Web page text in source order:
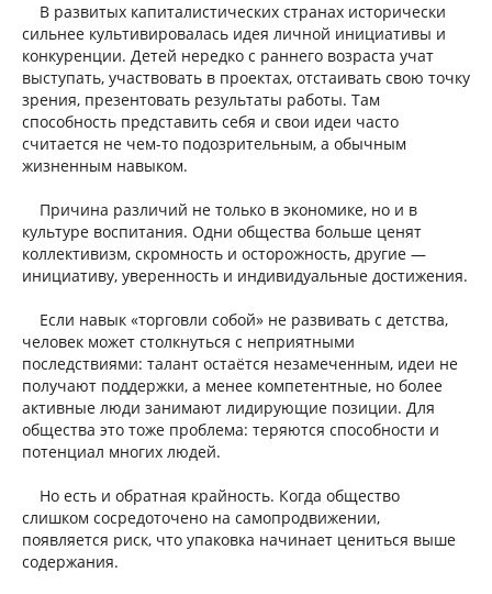
В развитых капиталистических странах исторически
сильнее культивировалась идея личной инициативы и
конкуренции. Детей нередко с раннего возраста учат
выступать, участвовать в проектах, отстаивать свою точку
зрения, презентовать результаты работы. Там
способность представить себя и свои идеи часто
считается не чем-то подозрительным, а обычным
жизненным навыком.
Причина различий не только в экономике, но и в
культуре воспитания. Одни общества больше ценят
коллективизм, скромность и осторожность, другие —
инициативу, уверенность и индивидуальные достижения.
Если навык «торговли собой» не развивать с детства,
человек может столкнуться с неприятными
последствиями: талант остаётся незамеченным, идеи не
получают поддержки, а менее компетентные, но более
активные люди занимают лидирующие позиции. Для
общества это тоже проблема: теряются способности и
потенциал многих людей.
Но есть и обратная крайность. Когда общество
слишком сосредоточено на самопродвижении,
появляется риск, что упаковка начинает цениться выше
содержания.